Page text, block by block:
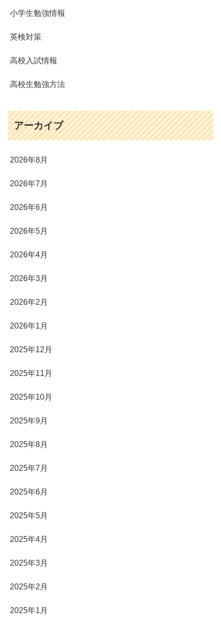
小学生勉強情報
英検対策
高校入試情報
高校生勉強方法
アーカイブ
2026年8月
2026年7月
2026年6月
2026年5月
2026年4月
2026年3月
2026年2月
2026年1月
2025年12月
2025年11月
2025年10月
2025年9月
2025年8月
2025年7月
2025年6月
2025年5月
2025年4月
2025年3月
2025年2月
2025年1月